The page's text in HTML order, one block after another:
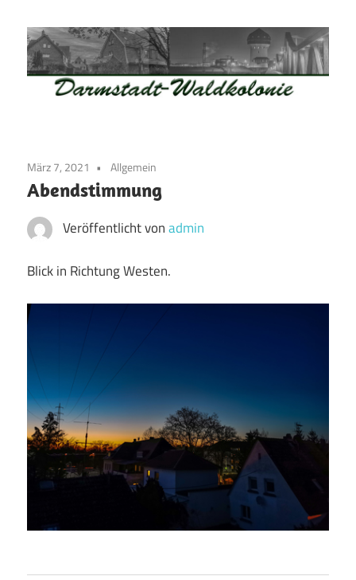
Inhalt
springen
Darmstadt
Altstadt
der
Weststadt
–
Darmstadt
März 7, 2021 Allgemein
Abendstimmung
Veröffentlicht vonadmin
Blick in Richtung Westen.